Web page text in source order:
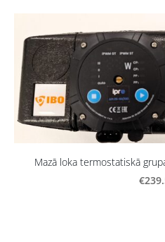
Mazā loka termostatiskā